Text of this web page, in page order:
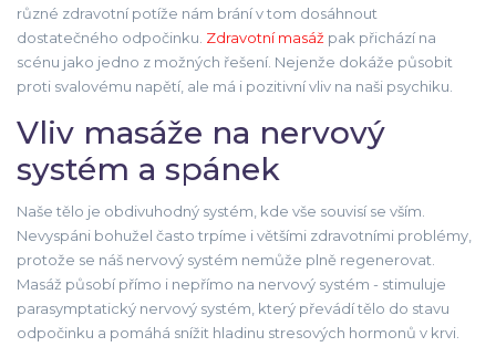
různé zdravotní potíže nám brání v tom dosáhnout
dostatečného odpočinku. Zdravotní masáž pak přichází na
scénu jako jedno z možných řešení. Nejenže dokáže působit
proti svalovému napětí, ale má i pozitivní vliv na naši psychiku.
Vliv masáže na nervový
systém a spánek
Naše tělo je obdivuhodný systém, kde vše souvisí se vším.
Nevyspáni bohužel často trpíme i většími zdravotními problémy,
protože se náš nervový systém nemůže plně regenerovat.
Masáž působí přímo i nepřímo na nervový systém - stimuluje
parasymptatický nervový systém, který převádí tělo do stavu
odpočinku a pomáhá snížit hladinu stresových hormonů v krvi.